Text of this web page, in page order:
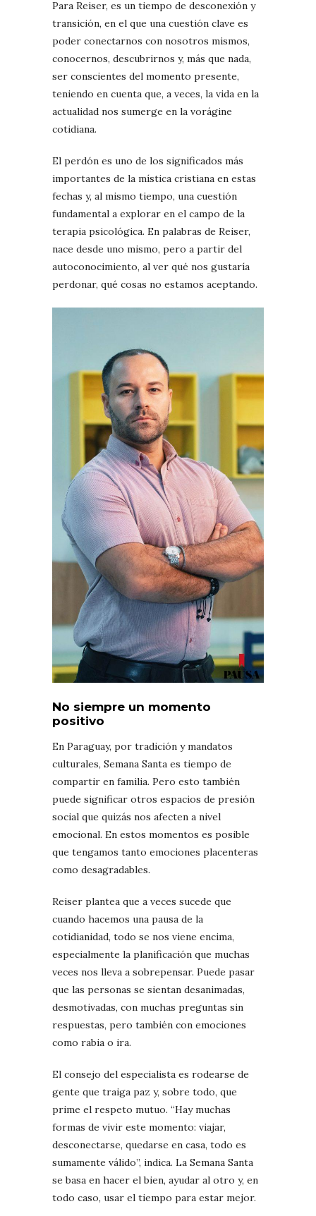
Para Reiser, es un tiempo de desconexión y
transición, en el que una cuestión clave es
poder conectarnos con nosotros mismos,
conocernos, descubrirnos y, más que nada,
ser conscientes del momento presente,
teniendo en cuenta que, a veces, la vida en la
actualidad nos sumerge en la vorágine
cotidiana.
El perdón es uno de los significados más
importantes de la mística cristiana en estas
fechas y, al mismo tiempo, una cuestión
fundamental a explorar en el campo de la
terapia psicológica. En palabras de Reiser,
nace desde uno mismo, pero a partir del
autoconocimiento, al ver qué nos gustaría
perdonar, qué cosas no estamos aceptando.
No siempre un momento
positivo
En Paraguay, por tradición y mandatos
culturales, Semana Santa es tiempo de
compartir en familia. Pero esto también
puede significar otros espacios de presión
social que quizás nos afecten a nivel
emocional. En estos momentos es posible
que tengamos tanto emociones placenteras
como desagradables.
Reiser plantea que a veces sucede que
cuando hacemos una pausa de la
cotidianidad, todo se nos viene encima,
especialmente la planificación que muchas
veces nos lleva a sobrepensar. Puede pasar
que las personas se sientan desanimadas,
desmotivadas, con muchas preguntas sin
respuestas, pero también con emociones
como rabia o ira.
El consejo del especialista es rodearse de
gente que traiga paz y, sobre todo, que
prime el respeto mutuo. “Hay muchas
formas de vivir este momento: viajar,
desconectarse, quedarse en casa, todo es
sumamente válido”, indica. La Semana Santa
se basa en hacer el bien, ayudar al otro y, en
todo caso, usar el tiempo para estar mejor.